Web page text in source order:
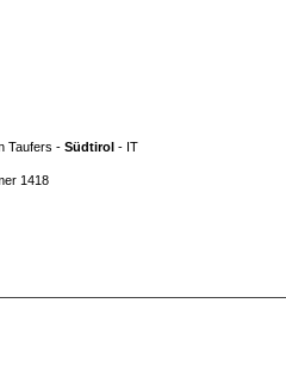
Taufers - Südtirol - IT
1418